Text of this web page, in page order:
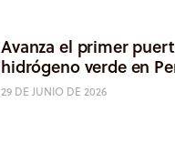
Avanza el primer
hidrógeno verde en
29 DE JUNIO DE 2026